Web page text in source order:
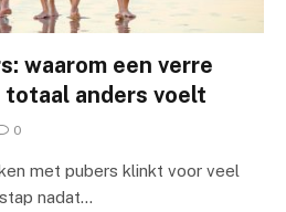
waarom een verre
anders voelt
0
met pubers klinkt voor veel
nadat…